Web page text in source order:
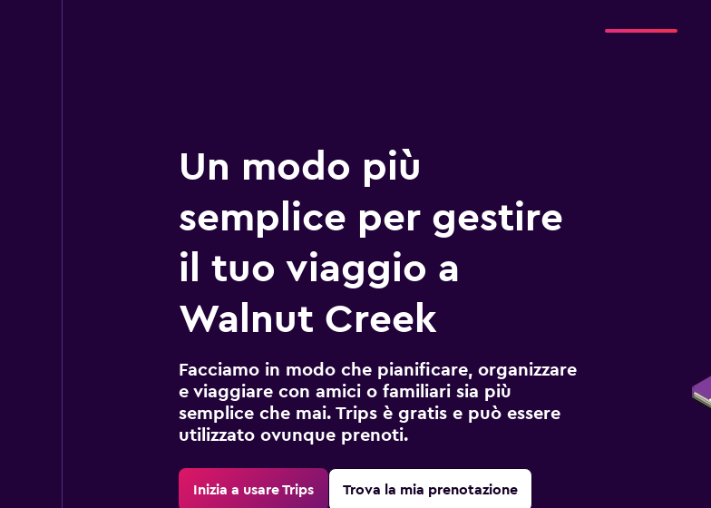
Un modo più
semplice per gestire
il tuo viaggio a
Walnut Creek
Facciamo in modo che pianificare, organizzare
e viaggiare con amici o familiari sia più
semplice che mai. Trips è gratis e può essere
utilizzato ovunque prenoti.
Inizia a usare Trips Trova la mia prenotazione